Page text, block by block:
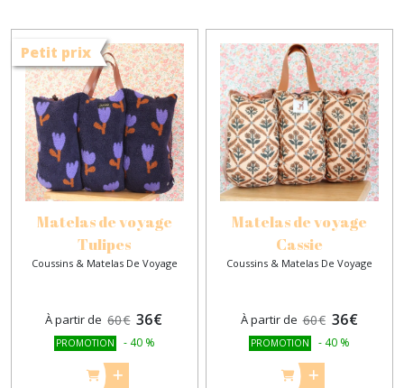
Petit prix
Matelas de voyage
Tulipes
Coussins & Matelas De Voyage
À partir de 60€ 36€
PROMOTION - 40 %
Matelas de voyage
Cassie
Coussins & Matelas De Voyage
À partir de 60€ 36€
PROMOTION - 40 %